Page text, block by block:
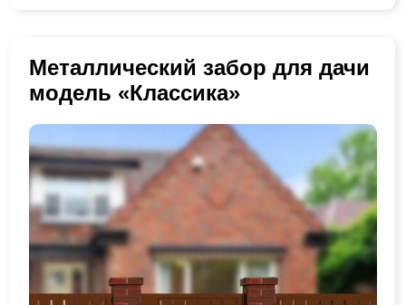
Металлический забор для дачи
модель «Классика»